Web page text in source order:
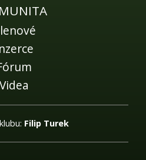
Videa
Filip Turek